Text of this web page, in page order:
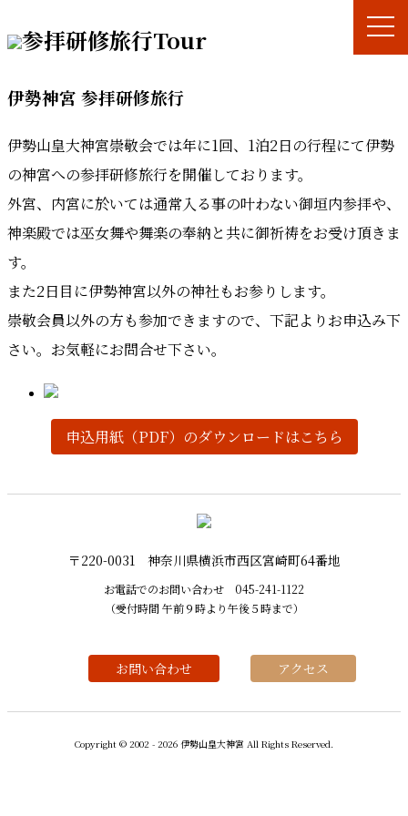
参拝研修旅行Tour
伊勢神宮 参拝研修旅行
伊勢山皇大神宮崇敬会では年に1回、1泊2日の行程にて伊勢
の神宮への参拝研修旅行を開催しております。
外宮、内宮に於いては通常入る事の叶わない御垣内参拝や、
神楽殿では巫女舞や舞楽の奉納と共に御祈祷をお受け頂きま
す。
また2日目に伊勢神宮以外の神社もお参りします。
崇敬会員以外の方も参加できますので、下記よりお申込み下
さい。お気軽にお問合せ下さい。
申込用紙（PDF）のダウンロードはこちら
〒220-0031 神奈川県横浜市西区宮崎町64番地
お電話でのお問い合わせ 045-241-1122
（受付時間 午前９時より午後５時まで）
お問い合わせ アクセス
Copyright © 2002 - 2026 伊勢山皇大神宮 All Rights Reserved.